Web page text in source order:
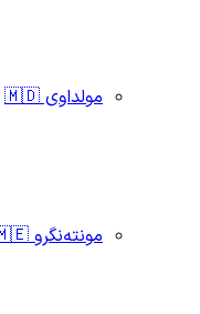
مولداوی 🇲🇩
مونته‌نگرو 🇲🇪